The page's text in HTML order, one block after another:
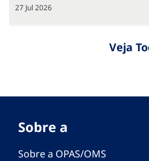
27 Jul 2026
Veja
Sobre a
Sobre a OPAS/OMS